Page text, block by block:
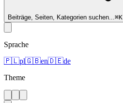
Beiträge, Seiten, Kategorien suchen...⌘K
Sprache
🇵🇱pl🇬🇧en🇩🇪de
Theme